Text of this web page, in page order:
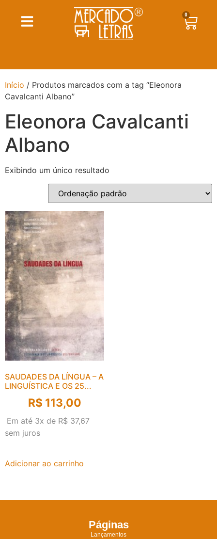
0
Início / Produtos marcados com a tag “Eleonora
Cavalcanti Albano”
Eleonora Cavalcanti
Albano
Exibindo um único resultado
SAUDADES DA LÍNGUA – A
LINGUÍSTICA E OS 25...
R$ 113,00
Em até 3x de R$ 37,67
sem juros
Adicionar ao carrinho
Páginas
Lançamentos